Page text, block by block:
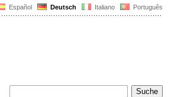
Español Deutsch Italiano Português